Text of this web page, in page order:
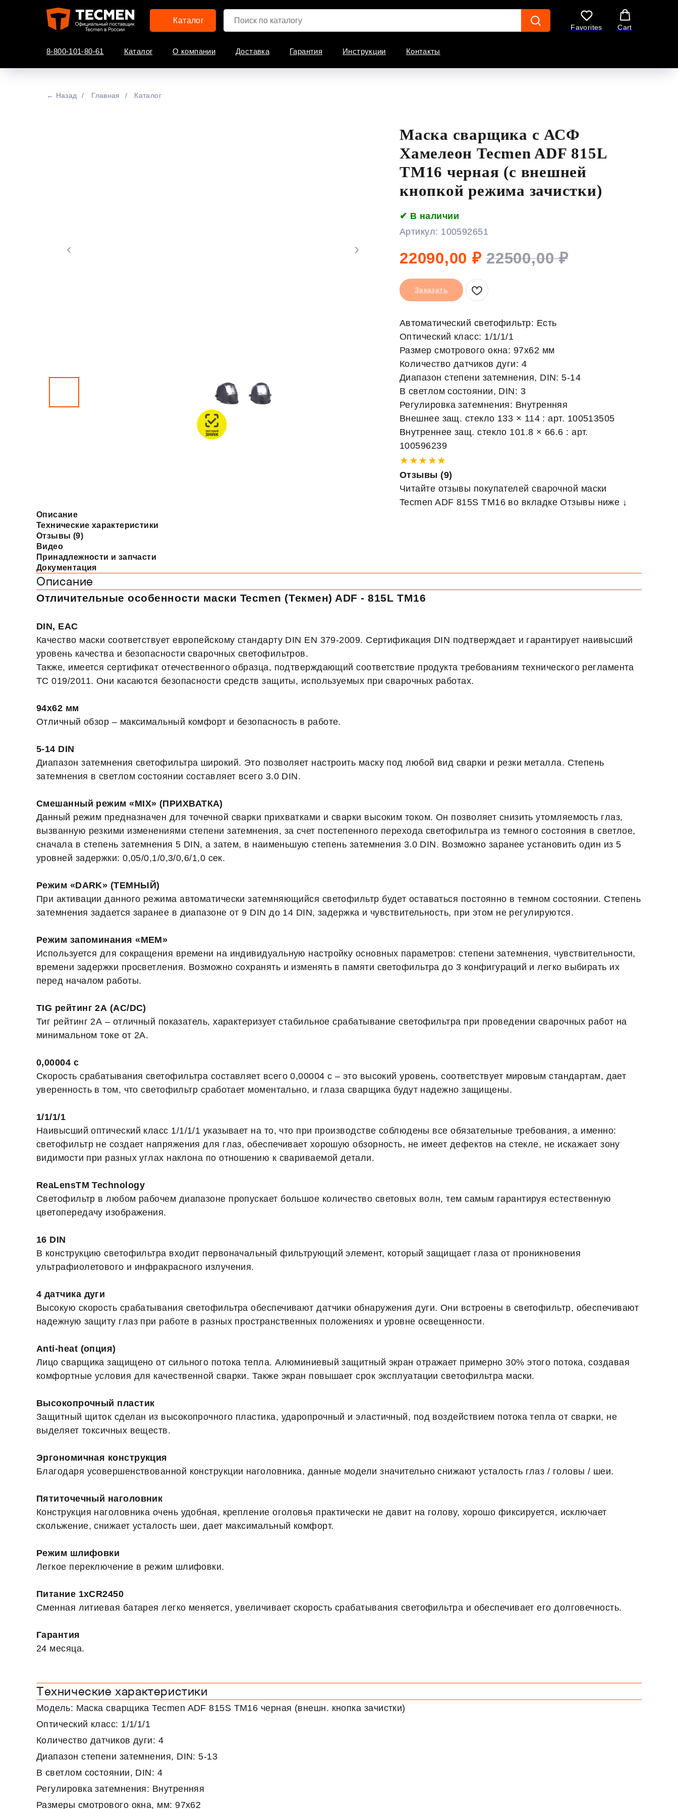
Каталог
Favorites Cart
8-800-101-80-61 Каталог О компании Доставка Гарантия Инструкции Контакты
← Назад / Главная / Каталог
Маска сварщика с АСФ
Хамелеон Tecmen ADF 815L
TM16 черная (с внешней
кнопкой режима зачистки)
✔ В наличии
Артикул: 100592651
22090,00 ₽ 22500,00 ₽
Заказать
Автоматический светофильтр: Есть
Оптический класс: 1/1/1/1
Размер смотрового окна: 97х62 мм
Количество датчиков дуги: 4
Диапазон степени затемнения, DIN: 5-14
В светлом состоянии, DIN: 3
Регулировка затемнения: Внутренняя
Внешнее защ. стекло 133 × 114 : арт. 100513505
Внутреннее защ. cтекло 101.8 × 66.6 : арт.
100596239
★★★★★
Отзывы (9)
Читайте отзывы покупателей сварочной маски
Tecmen ADF 815S TM16 во вкладке Отзывы ниже ↓
Описание
Технические характеристики
Отзывы (9)
Видео
Принадлежности и запчасти
Документация
Описание
Отличительные особенности маски Tecmen (Текмен) ADF - 815L TM16
DIN, EAC
Качество маски соответствует европейскому стандарту DIN EN 379-2009. Сертификация DIN подтверждает и гарантирует наивысший
уровень качества и безопасности сварочных светофильтров.
Также, имеется сертификат отечественного образца, подтверждающий соответствие продукта требованиям технического регламента
ТС 019/2011. Они касаются безопасности средств защиты, используемых при сварочных работах.
94х62 мм
Отличный обзор – максимальный комфорт и безопасность в работе.
5-14 DIN
Диапазон затемнения светофильтра широкий. Это позволяет настроить маску под любой вид сварки и резки металла. Степень
затемнения в светлом состоянии составляет всего 3.0 DIN.
Смешанный режим «MIX» (ПРИХВАТКА)
Данный режим предназначен для точечной сварки прихватками и сварки высоким током. Он позволяет снизить утомляемость глаз,
вызванную резкими изменениями степени затемнения, за счет постепенного перехода светофильтра из темного состояния в светлое,
сначала в степень затемнения 5 DIN, а затем, в наименьшую степень затемнения 3.0 DIN. Возможно заранее установить один из 5
уровней задержки: 0,05/0,1/0,3/0,6/1,0 сек.
Режим «DARK» (ТЕМНЫЙ)
При активации данного режима автоматически затемняющийся светофильтр будет оставаться постоянно в темном состоянии. Степень
затемнения задается заранее в диапазоне от 9 DIN до 14 DIN, задержка и чувствительность, при этом не регулируются.
Режим запоминания «MEM»
Используется для сокращения времени на индивидуальную настройку основных параметров: степени затемнения, чувствительности,
времени задержки просветления. Возможно сохранять и изменять в памяти светофильтра до 3 конфигураций и легко выбирать их
перед началом работы.
TIG рейтинг 2А (AC/DC)
Тиг рейтинг 2А – отличный показатель, характеризует стабильное срабатывание светофильтра при проведении сварочных работ на
минимальном токе от 2А.
0,00004 с
Скорость срабатывания светофильтра составляет всего 0,00004 с – это высокий уровень, соответствует мировым стандартам, дает
уверенность в том, что светофильтр сработает моментально, и глаза сварщика будут надежно защищены.
1/1/1/1
Наивысший оптический класс 1/1/1/1 указывает на то, что при производстве соблюдены все обязательные требования, а именно:
светофильтр не создает напряжения для глаз, обеспечивает хорошую обзорность, не имеет дефектов на стекле, не искажает зону
видимости при разных углах наклона по отношению к свариваемой детали.
ReaLensTM Technology
Светофильтр в любом рабочем диапазоне пропускает большое количество световых волн, тем самым гарантируя естественную
цветопередачу изображения.
16 DIN
В конструкцию светофильтра входит первоначальный фильтрующий элемент, который защищает глаза от проникновения
ультрафиолетового и инфракрасного излучения.
4 датчика дуги
Высокую скорость срабатывания светофильтра обеспечивают датчики обнаружения дуги. Они встроены в светофильтр, обеспечивают
надежную защиту глаз при работе в разных пространственных положениях и уровне освещенности.
Anti-heat (опция)
Лицо сварщика защищено от сильного потока тепла. Алюминиевый защитный экран отражает примерно 30% этого потока, создавая
комфортные условия для качественной сварки. Также экран повышает срок эксплуатации светофильтра маски.
Высокопрочный пластик
Защитный щиток сделан из высокопрочного пластика, ударопрочный и эластичный, под воздействием потока тепла от сварки, не
выделяет токсичных веществ.
Эргономичная конструкция
Благодаря усовершенствованной конструкции наголовника, данные модели значительно снижают усталость глаз / головы / шеи.
Пятиточечный наголовник
Конструкция наголовника очень удобная, крепление оголовья практически не давит на голову, хорошо фиксируется, исключает
скольжение, снижает усталость шеи, дает максимальный комфорт.
Режим шлифовки
Легкое переключение в режим шлифовки.
Питание 1xCR2450
Сменная литиевая батарея легко меняется, увеличивает скорость срабатывания светофильтра и обеспечивает его долговечность.
Гарантия
24 месяца.
Технические характеристики
Модель: Маска сварщика Tecmen ADF 815S TM16 черная (внешн. кнопка зачистки)
Оптический класс: 1/1/1/1
Количество датчиков дуги: 4
Диапазон степени затемнения, DIN: 5-13
В светлом состоянии, DIN: 4
Регулировка затемнения: Внутренняя
Размеры смотрового окна, мм: 97x62